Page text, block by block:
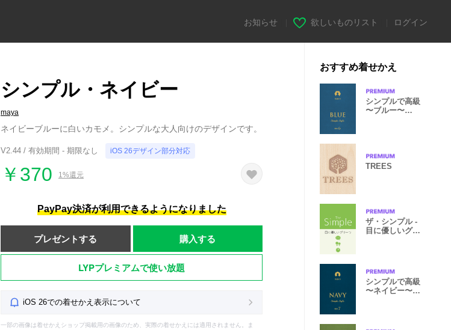
お知らせ 欲しいものリスト ログイン
シンプル・ネイビー
maya
ネイビーブルーに白いカモメ。シンプルな大人向けのデザインです。
V2.44 / 有効期間 - 期限なし iOS 26デザイン部分対応
￥370 1%還元
PayPay決済が利用できるようになりました
プレゼントする 購入する
LYPプレミアムで使い放題
iOS 26での着せかえ表示について
一部の画像は着せかえショップ掲載用の画像のため、実際の着せかえには適用されません。ま
おすすめ着せかえ
シンプルで高級
〜ブルー〜
TREES
ザ・シンプル -
目に優しいグリ
シンプルで高級
〜ネイビー〜